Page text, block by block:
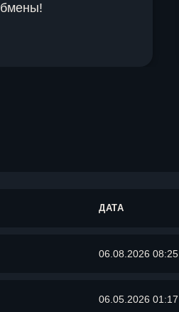
ДАТА
06.08.2026 08:25
06.05.2026 01:17